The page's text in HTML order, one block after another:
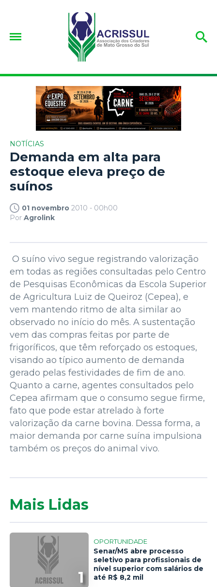
NOTÍCIAS
Demanda em alta para
estoque eleva preço de
suínos
01 novembro 2010 - 00h00
Por Agrolink
O suíno vivo segue registrando valorização
em todas as regiões consultadas pelo Centro
de Pesquisas Econômicas da Escola Superior
de Agricultura Luiz de Queiroz (Cepea), e
vem mantendo ritmo de alta similar ao
observado no início do mês. A sustentação
vem das compras feitas por parte de
frigoríficos, que têm reforçado os estoques,
visando ao típico aumento de demanda
gerado pelas festividades de fim de ano.
Quanto a carne, agentes consultados pelo
Cepea afirmam que o consumo segue firme,
fato que pode estar atrelado à forte
valorização da carne bovina. Dessa forma, a
maior demanda por carne suína impulsiona
também os preços do animal vivo.
Mais Lidas
1
OPORTUNIDADE
Senar/MS abre processo
seletivo para profissionais de
nível superior com salários de
até R$ 8,2 mil